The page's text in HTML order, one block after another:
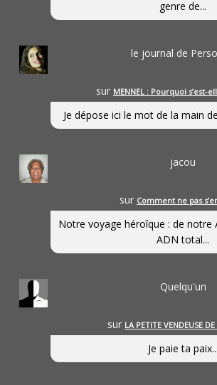
genre de...
le journal de
sur MENNEL : Pourquoi s’est-
Je dépose ici le mot de la main
jacou
sur Comment ne pas
Notre voyage héroîque : de notre
ADN total...
Quelqu'un
sur LA PETITE VENDEUSE
Je paie ta paix...